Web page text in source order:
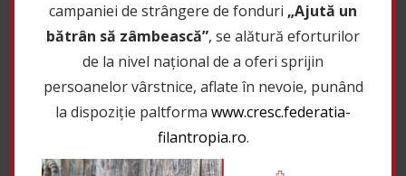
www.bucuria-ajutorului.ro
Fundația
„Bucuria
Ajutorului” Bucureștia fost înființată în anul 2010,
sub patronajul Arhiepiscopiei Bucureștilor, la
campaniei de strângere de fonduri „Ajută un
bătrân să zâmbească”, se alătură eforturilor
de la nivel național de a oferi sprijin
persoanelor vârstnice, aflate în nevoie, punând
la dispoziție paltforma www.cresc.federatia-
filantropia.ro.